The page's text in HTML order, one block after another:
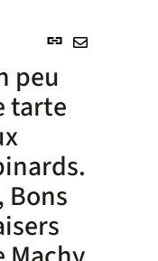
Lien
peu
tarte
Bons